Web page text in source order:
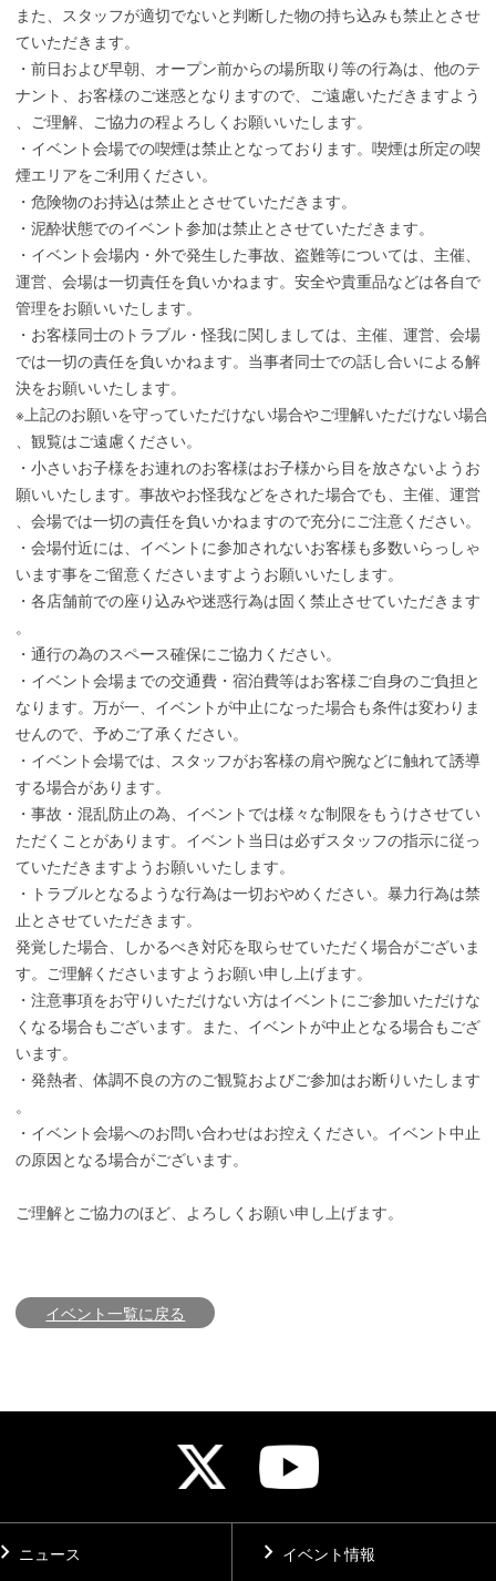
また、スタッフが適切でないと判断した物の持ち込みも禁止とさせ
ていただきます。
・前日および早朝、オープン前からの場所取り等の行為は、他のテ
ナント、お客様のご迷惑となりますので、ご遠慮いただきますよう
、ご理解、ご協力の程よろしくお願いいたします。
・イベント会場での喫煙は禁止となっております。喫煙は所定の喫
煙エリアをご利用ください。
・危険物のお持込は禁止とさせていただきます。
・泥酔状態でのイベント参加は禁止とさせていただきます。
・イベント会場内・外で発生した事故、盗難等については、主催、
運営、会場は一切責任を負いかねます。安全や貴重品などは各自で
管理をお願いいたします。
・お客様同士のトラブル・怪我に関しましては、主催、運営、会場
では一切の責任を負いかねます。当事者同士での話し合いによる解
決をお願いいたします。
※上記のお願いを守っていただけない場合やご理解いただけない場合
、観覧はご遠慮ください。
・小さいお子様をお連れのお客様はお子様から目を放さないようお
願いいたします。事故やお怪我などをされた場合でも、主催、運営
、会場では一切の責任を負いかねますので充分にご注意ください。
・会場付近には、イベントに参加されないお客様も多数いらっしゃ
います事をご留意くださいますようお願いいたします。
・各店舗前での座り込みや迷惑行為は固く禁止させていただきます
。
・通行の為のスペース確保にご協力ください。
・イベント会場までの交通費・宿泊費等はお客様ご自身のご負担と
なります。万が一、イベントが中止になった場合も条件は変わりま
せんので、予めご了承ください。
・イベント会場では、スタッフがお客様の肩や腕などに触れて誘導
する場合があります。
・事故・混乱防止の為、イベントでは様々な制限をもうけさせてい
ただくことがあります。イベント当日は必ずスタッフの指示に従っ
ていただきますようお願いいたします。
・トラブルとなるような行為は一切おやめください。暴力行為は禁
止とさせていただきます。
発覚した場合、しかるべき対応を取らせていただく場合がございま
す。ご理解くださいますようお願い申し上げます。
・注意事項をお守りいただけない方はイベントにご参加いただけな
くなる場合もございます。また、イベントが中止となる場合もござ
います。
・発熱者、体調不良の方のご観覧およびご参加はお断りいたします
。
・イベント会場へのお問い合わせはお控えください。イベント中止
の原因となる場合がございます。
ご理解とご協力のほど、よろしくお願い申し上げます。
イベント一覧に戻る
ニュース chevron_right イベント情報